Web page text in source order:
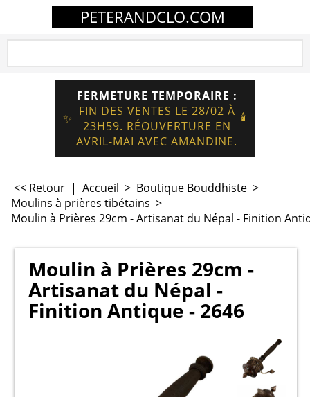
PETERANDCLO.COM
✨
FERMETURE TEMPORAIRE :
FIN DES VENTES LE 28/02 À
23H59. RÉOUVERTURE EN
AVRIL-MAI AVEC AMANDINE.
🕯️
<< Retour | Accueil > Boutique Bouddhiste >
Moulins à prières tibétains >
Moulin à Prières 29cm - Artisanat du Népal - Finition
Moulin à Prières 29cm -
Artisanat du Népal -
Finition Antique - 2646